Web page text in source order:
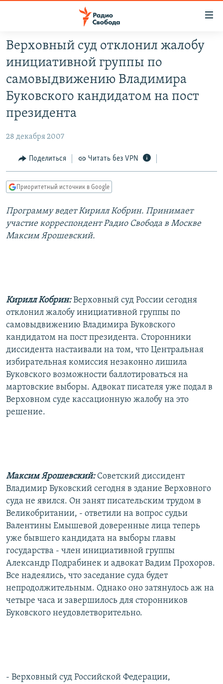
упрощенного
доступа
основному
содержанию
Вернутся
навигации
Вернутся
ПРОГРАММЫ
ПОДКАСТЫ
АВТОРСКИЕ ПРОЕКТЫ
ЦИТАТЫ СВОБОДЫ
КУЛЬТУРА
IDEL.РЕАЛИИ
КАВКАЗ.РЕАЛИИ
СЕВЕР.РЕАЛИИ
СИБИРЬ.РЕАЛИИ
РАСПИСАНИЕ ВЕЩАНИЯ
Все сайты РСЕ/РС
Верховный суд отклонил жалобу
инициативной группы по
самовыдвижению Владимира
Буковского кандидатом на пост
президента
28 декабря 2007
Поделиться Читать без VPN
Приоритетный источник в Google
Программу ведет Кирилл Кобрин. Принимает
участие корреспондент Радио Свобода в Москве
Максим Ярошевский.
Кирилл Кобрин: Верховный суд России сегодня
отклонил жалобу инициативной группы по
самовыдвижению Владимира Буковского
кандидатом на пост президента. Сторонники
диссидента настаивали на том, что Центральная
избирательная комиссия незаконно лишила
Буковского возможности баллотироваться на
мартовские выборы. Адвокат писателя уже подал в
Верховном суде кассационную жалобу на это
решение.
Максим Ярошевский: Советский диссидент
Владимир Буковский сегодня в здание Верховного
суда не явился. Он занят писательским трудом в
Великобритании, - ответили на вопрос судьи
Валентины Емышевой доверенные лица теперь
уже бывшего кандидата на выборы главы
государства - член инициативной группы
Александр Подрабинек и адвокат Вадим Прохоров.
Все надеялись, что заседание суда будет
непродолжительным. Однако оно затянулось аж на
четыре часа и завершилось для сторонников
Буковского неудовлетворительно.
- Верховный суд Российской Федерации,